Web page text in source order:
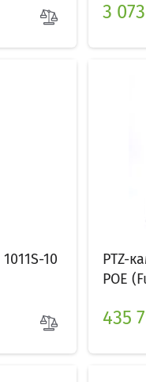
3
10
PTZ-
POE
435